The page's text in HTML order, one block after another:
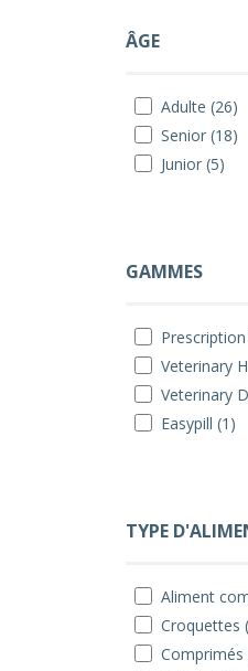
ÂGE
Adulte (26)
Senior (18)
Junior (5)
GAMMES
Veterinary
Veterinary
Easypill (1)
TYPE
Aliment
Croquettes
Comprimés